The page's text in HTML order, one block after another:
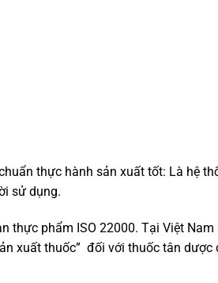
thực hành sản xuất tốt: Là hệ
sử dụng.
phẩm ISO 22000. Tại Việt
xuất thuốc” đối với thuốc tân